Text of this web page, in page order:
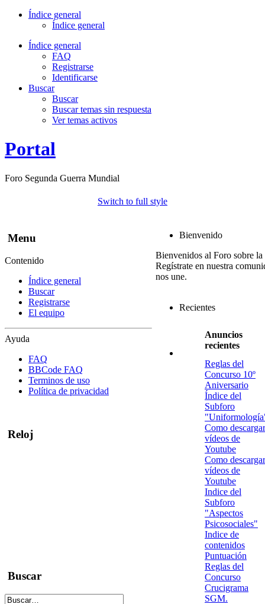
Índice general
Índice general
Índice general
FAQ
Registrarse
Identificarse
Buscar
Buscar
Buscar temas sin respuesta
Ver temas activos
Portal
Foro Segunda Guerra Mundial
Switch to full style
Menu
Contenido
Índice general
Buscar
Registrarse
El equipo
Ayuda
FAQ
BBCode FAQ
Terminos de uso
Política de privacidad
Reloj
Buscar
Bienvenido
Bienvenidos al Foro sobre
Regístrate en nuestra
nos une.
Recientes
Anuncios
recientes
Reglas del
Concurso 10º
Aniversario
Índice del
Subforo
Como descargar
vídeos de
Youtube
Como descargar
vídeos de
Youtube
Indice del
Subforo
"Aspectos
Psicosociales"
Indice de
contenidos
Puntuación
Reglas del
Concurso
Crucigrama
SGM.